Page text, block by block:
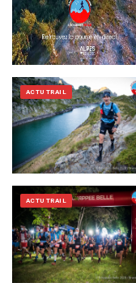
ACTU TRAIL
ACTU TRAIL